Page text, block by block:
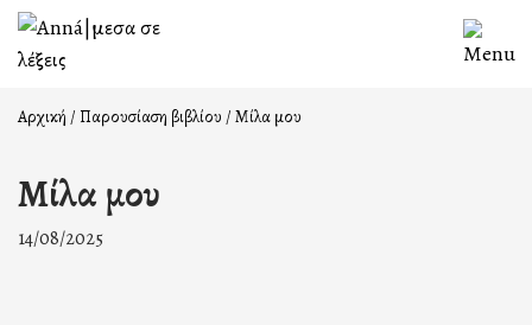
Skip
content
Αρχική / Παρουσίαση βιβλίου / Μίλα μου
Μίλα μου
14/08/2025